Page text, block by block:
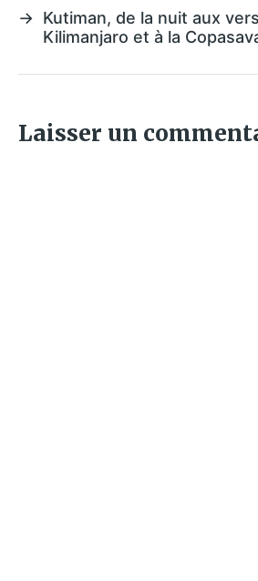
→ Kutiman, de la nuit aux
Kilimanjaro et à la
Laisser un